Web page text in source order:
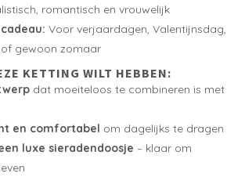
romantisch en vrouwelijk
Voor verjaardagen, Valentijnsdag,
gewoon zomaar
KETTING WILT HEBBEN:
dat moeiteloos te combineren is met
en comfortabel om dagelijks te dragen
luxe sieradendoosje – klaar om